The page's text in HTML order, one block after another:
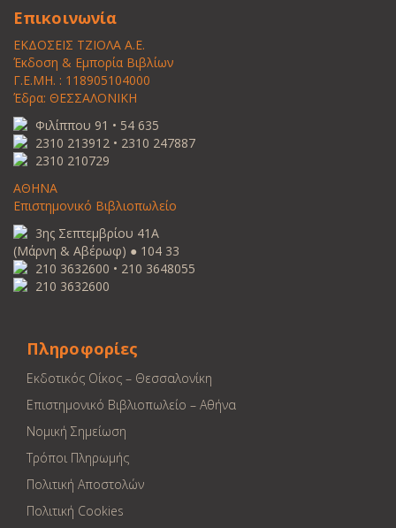
Επικοινωνία
ΕΚΔΟΣΕΙΣ ΤΖΙΟΛΑ Α.Ε.
Έκδοση & Εμπορία Βιβλίων
Γ.Ε.ΜΗ. : 118905104000
Έδρα: ΘΕΣΣΑΛΟΝΙΚΗ
Φιλίππου 91 • 54 635
2310 213912 • 2310 247887
2310 210729
ΑΘΗΝΑ
Επιστημονικό Βιβλιοπωλείο
3ης Σεπτεμβρίου 41Α
(Μάρνη & Αβέρωφ) ● 104 33
210 3632600 • 210 3648055
210 3632600
Πληροφορίες
Εκδοτικός Οίκος – Θεσσαλονίκη
Επιστημονικό Βιβλιοπωλείο – Αθήνα
Νομική Σημείωση
Τρόποι Πληρωμής
Πολιτική Αποστολών
Πολιτική Cookies